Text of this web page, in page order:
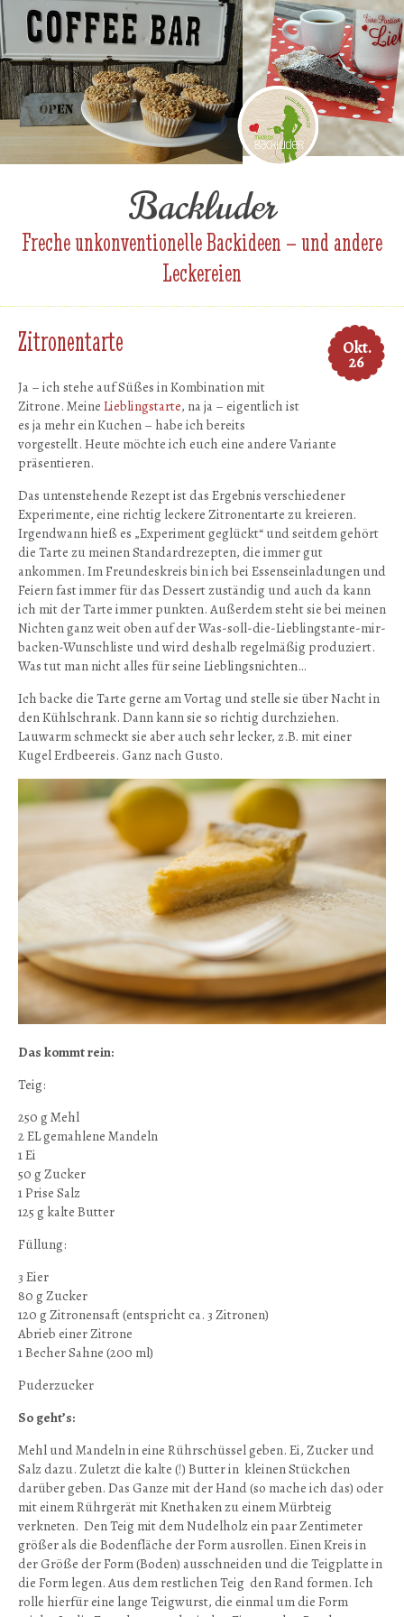
Backluder
Freche unkonventionelle Backideen – und andere
Leckereien
Okt.
26
Zitronentarte
Ja – ich stehe auf Süßes in Kombination mit
Zitrone. Meine Lieblingstarte, na ja – eigentlich ist
es ja mehr ein Kuchen – habe ich bereits
vorgestellt. Heute möchte ich euch eine andere Variante
präsentieren.
Das untenstehende Rezept ist das Ergebnis verschiedener
Experimente, eine richtig leckere Zitronentarte zu kreieren.
Irgendwann hieß es „Experiment geglückt“ und seitdem gehört
die Tarte zu meinen Standardrezepten, die immer gut
ankommen. Im Freundeskreis bin ich bei Essenseinladungen und
Feiern fast immer für das Dessert zuständig und auch da kann
ich mit der Tarte immer punkten. Außerdem steht sie bei meinen
Nichten ganz weit oben auf der Was-soll-die-Lieblingstante-mir-
backen-Wunschliste und wird deshalb regelmäßig produziert.
Was tut man nicht alles für seine Lieblingsnichten…
Ich backe die Tarte gerne am Vortag und stelle sie über Nacht in
den Kühlschrank. Dann kann sie so richtig durchziehen.
Lauwarm schmeckt sie aber auch sehr lecker, z.B. mit einer
Kugel Erdbeereis. Ganz nach Gusto.
Das kommt rein:
Teig:
250 g Mehl
2 EL gemahlene Mandeln
1 Ei
50 g Zucker
1 Prise Salz
125 g kalte Butter
Füllung:
3 Eier
80 g Zucker
120 g Zitronensaft (entspricht ca. 3 Zitronen)
Abrieb einer Zitrone
1 Becher Sahne (200 ml)
Puderzucker
So geht’s:
Mehl und Mandeln in eine Rührschüssel geben. Ei, Zucker und
Salz dazu. Zuletzt die kalte (!) Butter in kleinen Stückchen
darüber geben. Das Ganze mit der Hand (so mache ich das) oder
mit einem Rührgerät mit Knethaken zu einem Mürbteig
verkneten. Den Teig mit dem Nudelholz ein paar Zentimeter
größer als die Bodenfläche der Form ausrollen. Einen Kreis in
der Größe der Form (Boden) ausschneiden und die Teigplatte in
die Form legen. Aus dem restlichen Teig den Rand formen. Ich
rolle hierfür eine lange Teigwurst, die einmal um die Form